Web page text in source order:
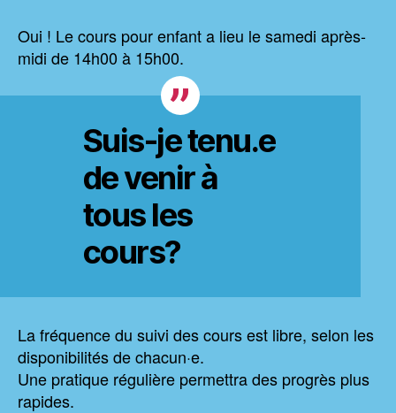
Oui ! Le cours pour enfant a lieu le samedi après-
midi de 14h00 à 15h00.
Suis-je tenu.e
de venir à
tous les
cours?
La fréquence du suivi des cours est libre, selon les
disponibilités de chacun·e.
Une pratique régulière permettra des progrès plus
rapides.